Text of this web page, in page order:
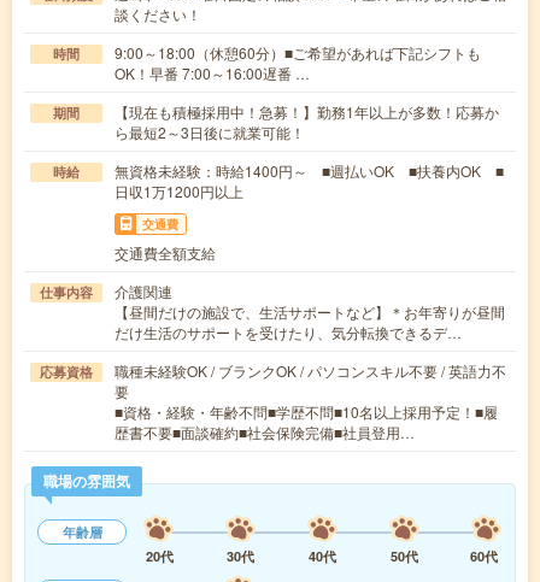
談ください！
時間
9:00～18:00（休憩60分）■ご希望があれば下記シフトも
OK！早番 7:00～16:00遅番 …
期間
【現在も積極採用中！急募！】勤務1年以上が多数！応募か
ら最短2～3日後に就業可能！
時給
無資格未経験：時給1400円～ ■週払いOK ■扶養内OK ■
日収1万1200円以上
交通費
交通費全額支給
仕事内容
介護関連
【昼間だけの施設で、生活サポートなど】＊お年寄りが昼間
だけ生活のサポートを受けたり、気分転換できるデ…
応募資格
職種未経験OK / ブランクOK / パソコンスキル不要 / 英語力不
要
■資格・経験・年齢不問■学歴不問■10名以上採用予定！■履
歴書不要■面談確約■社会保険完備■社員登用…
職場の雰囲気
年齢層
20代
30代 40代 50代
60代